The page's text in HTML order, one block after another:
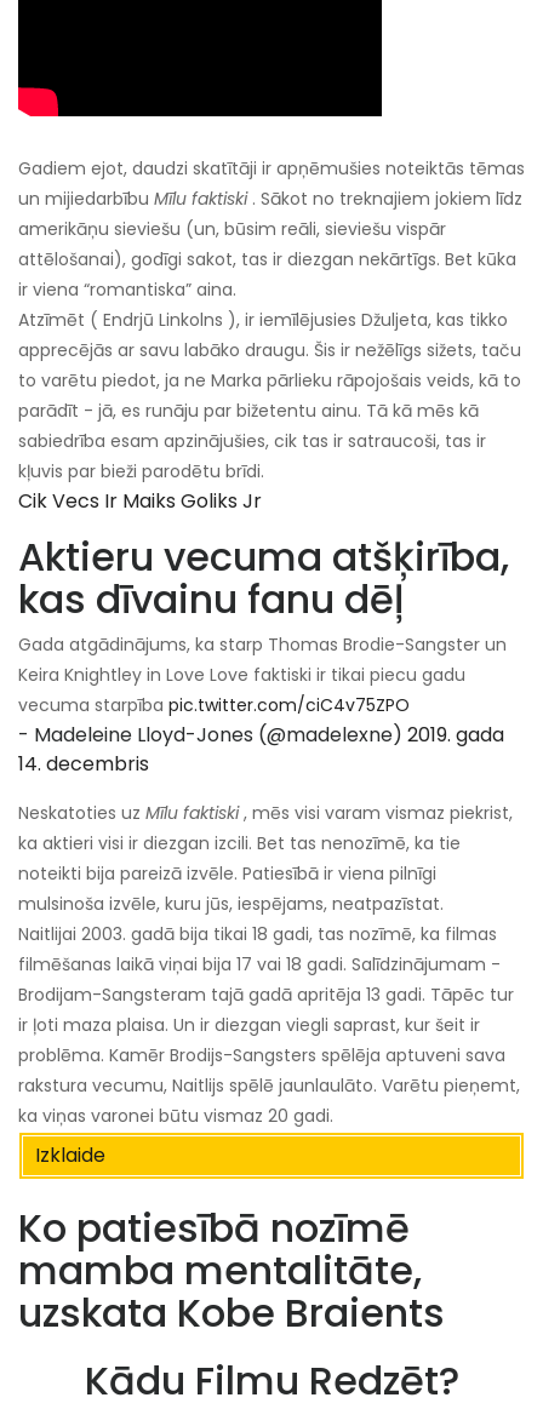
Gadiem ejot, daudzi skatītāji ir apņēmušies noteiktās tēmas
un mijiedarbību Mīlu faktiski. Sākot no treknajiem jokiem līdz
amerikāņu sieviešu (un, būsim reāli, sieviešu vispār
attēlošanai), godīgi sakot, tas ir diezgan nekārtīgs. Bet kūka
ir viena “romantiska” aina.
Atzīmēt ( Endrjū Linkolns ), ir iemīlējusies Džuljeta, kas tikko
apprecējās ar savu labāko draugu. Šis ir nežēlīgs sižets, taču
to varētu piedot, ja ne Marka pārlieku rāpojošais veids, kā to
parādīt - jā, es runāju par bižetentu ainu. Tā kā mēs kā
sabiedrība esam apzinājušies, cik tas ir satraucoši, tas ir
kļuvis par bieži parodētu brīdi.
Cik Vecs Ir Maiks Goliks Jr
Aktieru vecuma atšķirība,
kas dīvainu fanu dēļ
Gada atgādinājums, ka starp Thomas Brodie-Sangster un
Keira Knightley in Love Love faktiski ir tikai piecu gadu
vecuma starpība pic.twitter.com/ciC4v75ZPO
- Madeleine Lloyd-Jones (@madelexne) 2019. gada
14. decembris
Neskatoties uz Mīlu faktiski, mēs visi varam vismaz piekrist,
ka aktieri visi ir diezgan izcili. Bet tas nenozīmē, ka tie
noteikti bija pareizā izvēle. Patiesībā ir viena pilnīgi
mulsinoša izvēle, kuru jūs, iespējams, neatpazīstat.
Naitlijai 2003. gadā bija tikai 18 gadi, tas nozīmē, ka filmas
filmēšanas laikā viņai bija 17 vai 18 gadi. Salīdzinājumam -
Brodijam-Sangsteram tajā gadā apritēja 13 gadi. Tāpēc tur
ir ļoti maza plaisa. Un ir diezgan viegli saprast, kur šeit ir
problēma. Kamēr Brodijs-Sangsters spēlēja aptuveni sava
rakstura vecumu, Naitlijs spēlē jaunlaulāto. Varētu pieņemt,
ka viņas varonei būtu vismaz 20 gadi.
Izklaide
Ko patiesībā nozīmē
mamba mentalitāte,
uzskata Kobe Braients
Kādu Filmu Redzēt?